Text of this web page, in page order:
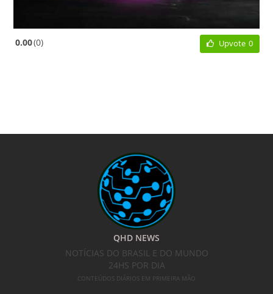
0.00 0 Upvote 0
QHD NEWS
NOTÍCIAS DO BRASIL E DO MUNDO
24HS POR DIA
CONTEÚDOS DIÁRIOS EM PRIMEIRA MÃO